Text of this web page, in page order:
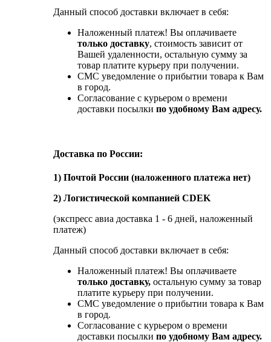
Данный способ доставки включает в себя:
Наложенный платеж! Вы оплачиваете
только доставку, стоимость зависит от
Вашей удаленности, остальную сумму за
товар платите курьеру при получении.
СМС уведомление о прибытии товара к Вам
в город.
Согласование с курьером о времени
доставки посылки по удобному Вам адресу.
Доставка по России:
1) Почтой России (наложенного платежа нет)
2) Логистической компанией CDEK
(экспресс авиа доставка 1 - 6 дней, наложенный
платеж)
Данный способ доставки включает в себя:
Наложенный платеж! Вы оплачиваете
только доставку, остальную сумму за товар
платите курьеру при получении.
СМС уведомление о прибытии товара к Вам
в город.
Согласование с курьером о времени
доставки посылки по удобному Вам адресу.